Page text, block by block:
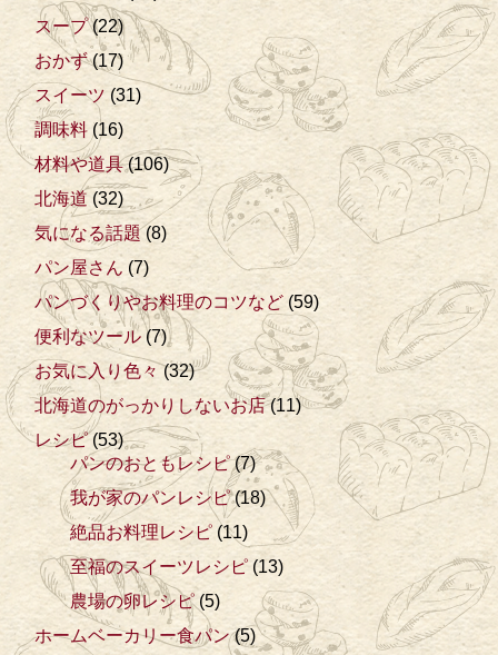
スープ(22)
おかず(17)
スイーツ (31)
調味料 (16)
材料や道具(106)
北海道 (32)
気になる話題(8)
パン屋さん (7)
パンづくりやお料理のコツなど (59)
便利なツール (7)
お気に入り色々(32)
北海道のがっかりしないお店(11)
レシピ(53)
パンのおともレシピ(7)
我が家のパンレシピ(18)
絶品お料理レシピ (11)
至福のスイーツレシピ (13)
農場の卵レシピ(5)
ホームベーカリー食パン(5)